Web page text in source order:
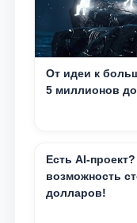
От идеи к
5 миллионов
Есть AI-
возможность
долларов!